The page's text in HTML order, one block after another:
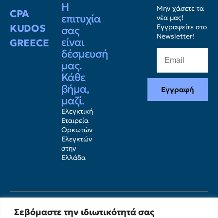
Σεβόμαστε την ιδιωτικότητά σας
CPA
KUDOS
GREECE
Η
επιτυχία
σας
είναι
δέσμευσή
μας.
Κάθε
βήμα,
μαζί.
Ελεγκτική
Εταιρεία
Ορκωτών
Ελεγκτών
στην
Ελλάδα
Μην χάσετε τα
νέα μας!
Εγγραφείτε στο
Newsletter!
Εγγραφή